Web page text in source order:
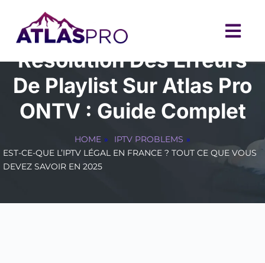
Résolution Des Erreurs
De Playlist Sur Atlas Pro
ONTV : Guide Complet
HOME » IPTV PROBLEMS »
EST-CE-QUE L’IPTV LÉGAL EN FRANCE ? TOUT CE QUE VOUS
DEVEZ SAVOIR EN 2025